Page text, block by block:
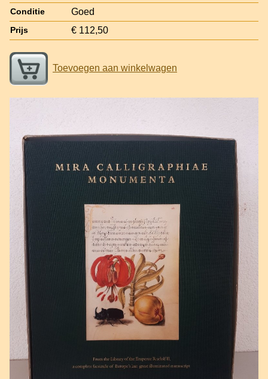
Conditie Goed
Prijs € 112,50
Toevoegen aan winkelwagen